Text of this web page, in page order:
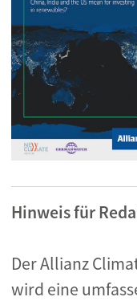
Hinweis für
Der Allianz
wird eine